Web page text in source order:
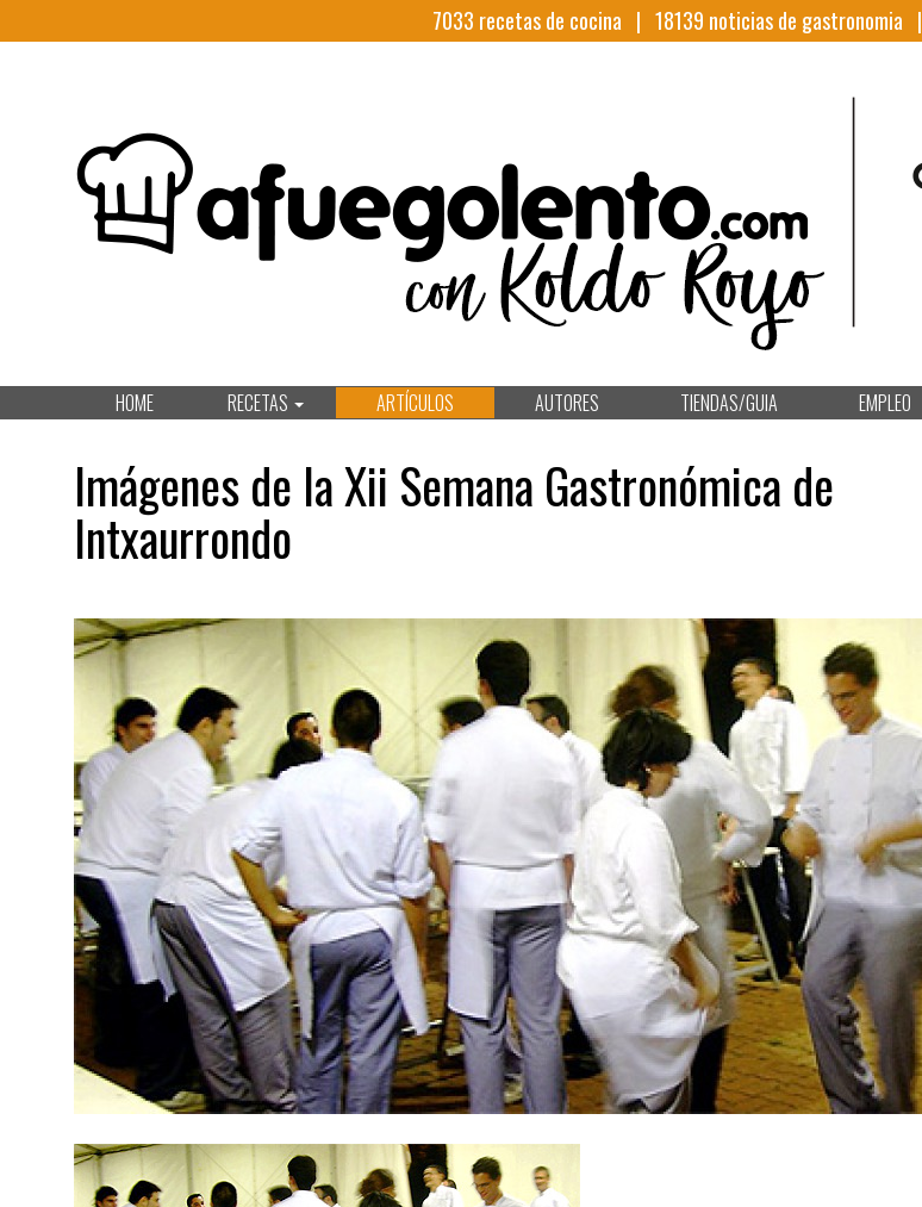
7033 recetas de cocina | 18139 noticias de gastronomia |
HOME RECETAS ARTÍCULOS AUTORES TIENDAS/GUIA EMPLEO
Imágenes de la Xii Semana Gastronómica de
Intxaurrondo